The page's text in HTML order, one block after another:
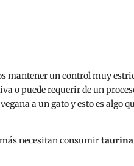
mantener un control muy
o puede requerir de un
a un gato y esto es algo
necesitan consumirtaurina